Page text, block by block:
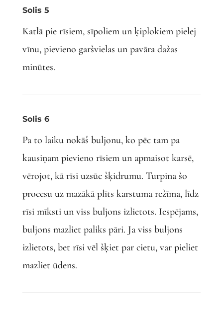
Solis 5
Katlā pie rīsiem, sīpoliem un ķiplokiem pielej
vīnu, pievieno garšvielas un pavāra dažas
minūtes.
Solis 6
Pa to laiku nokāš buljonu, ko pēc tam pa
kausiņam pievieno rīsiem un apmaisot karsē,
vērojot, kā rīsi uzsūc šķidrumu. Turpina šo
procesu uz mazākā plīts karstuma režīma, līdz
rīsi mīksti un viss buljons izlietots. Iespējams,
buljons mazliet paliks pāri. Ja viss buljons
izlietots, bet rīsi vēl šķiet par cietu, var pieliet
mazliet ūdens.